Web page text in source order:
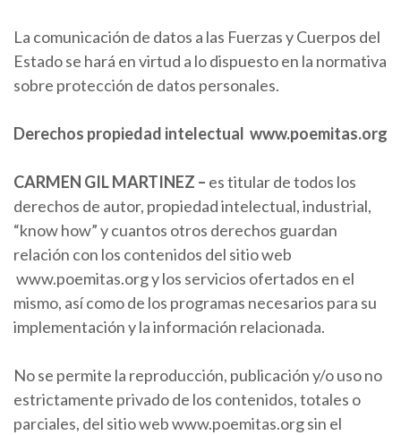
La comunicación de datos a las Fuerzas y Cuerpos del
Estado se hará en virtud a lo dispuesto en la normativa
sobre protección de datos personales.
Derechos propiedad intelectual www.poemitas.org
CARMEN GIL MARTINEZ – es titular de todos los
derechos de autor, propiedad intelectual, industrial,
“know how” y cuantos otros derechos guardan
relación con los contenidos del sitio web
www.poemitas.org y los servicios ofertados en el
mismo, así como de los programas necesarios para su
implementación y la información relacionada.
No se permite la reproducción, publicación y/o uso no
estrictamente privado de los contenidos, totales o
parciales, del sitio web www.poemitas.org sin el